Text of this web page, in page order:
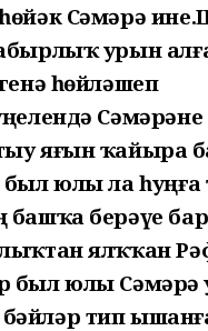
Сәмәрә
урын
һөйләшеп
яғын ҡайыра
юлы ла һуңға
башҡа берәүе бар
ялҡҡан
был юлы Сәмәрә
тип